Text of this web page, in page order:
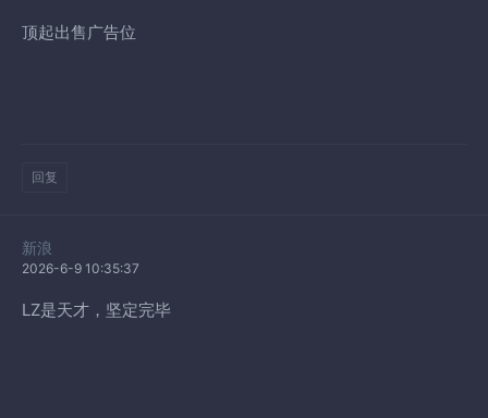
顶起出售广告位
回复
新浪
2026-6-9 10:35:37
LZ是天才，坚定完毕